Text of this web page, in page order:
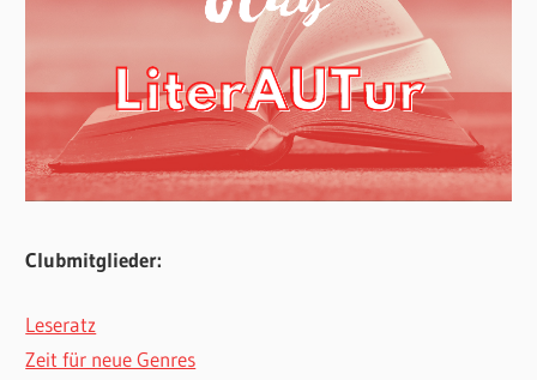
Clubmitglieder:
Leseratz
Zeit für neue Genres